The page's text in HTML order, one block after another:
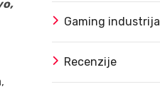
Gaming industrija
Recenzije